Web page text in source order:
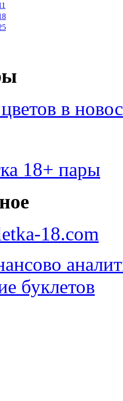
в
18+ пары
18.com
буклетов